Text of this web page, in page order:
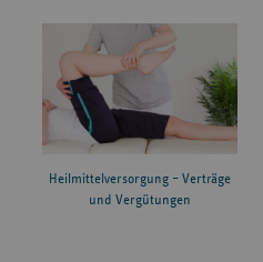
Heilmittelversorgung – Verträge
und Vergütungen